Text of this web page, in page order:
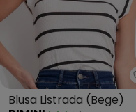
Blusa Listrada (Bege)